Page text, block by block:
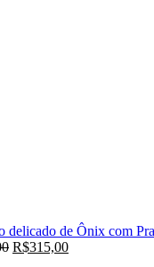
delicado de Ônix com
R$315,00